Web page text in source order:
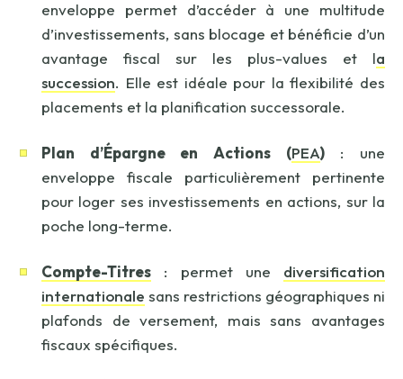
enveloppe permet d’accéder à une multitude
d’investissements, sans blocage et bénéficie d’un
avantage fiscal sur les plus-values et la
succession. Elle est idéale pour la flexibilité des
placements et la planification successorale.
Plan d’Épargne en Actions (PEA): une
enveloppe fiscale particulièrement pertinente
pour loger ses investissements en actions, sur la
poche long-terme.
Compte-Titres : permet une diversification
internationale sans restrictions géographiques ni
plafonds de versement, mais sans avantages
fiscaux spécifiques.